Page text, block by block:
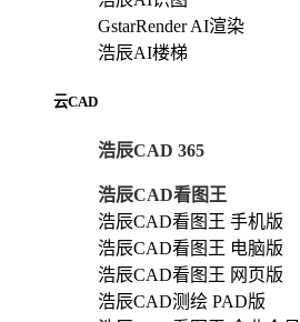
GstarRender AI渲染
浩辰AI楼梯
云CAD
浩辰CAD 365
浩辰CAD看图王
浩辰CAD看图王 手机版
浩辰CAD看图王 电脑版
浩辰CAD看图王 网页版
浩辰CAD测绘 PAD版